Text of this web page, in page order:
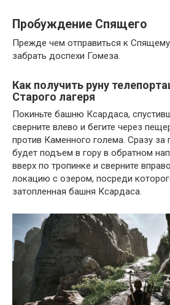
Пробуждение Спящего
Прежде чем отправиться к
забрать доспехи Гомеза.
Как получить руну
Старого лагеря
Покиньте башню Ксардаса,
сверните влево и бегите через
против Каменного голема. Сразу за
будет подъем в гору в обратном
вверх по тропинке и сверните
локацию с озером, посреди
затопленная башня Ксардаса.